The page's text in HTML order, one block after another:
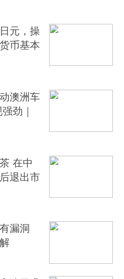
元，操
币基本
澳洲车
劲｜
在中
退出市
漏洞